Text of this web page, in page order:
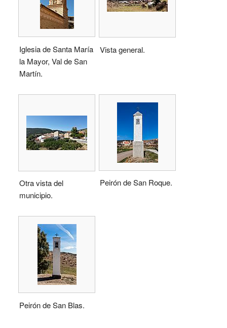
Iglesia de Santa María
la Mayor, Val de San
Martín.
Vista general.
Otra vista del
municipio.
Peirón de San Roque.
Peirón de San Blas.